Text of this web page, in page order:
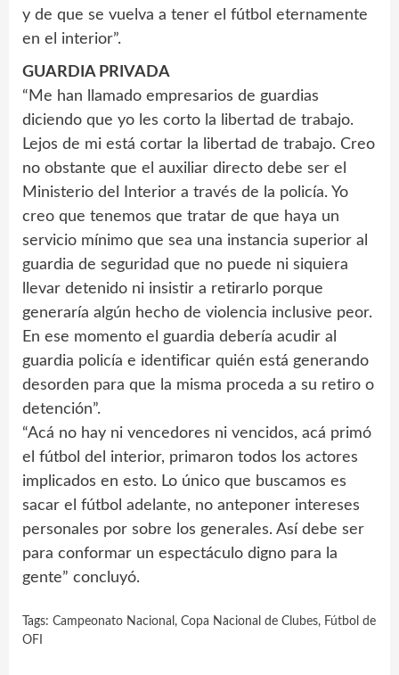
y de que se vuelva a tener el fútbol eternamente
en el interior”.
GUARDIA PRIVADA
“Me han llamado empresarios de guardias
diciendo que yo les corto la libertad de trabajo.
Lejos de mi está cortar la libertad de trabajo. Creo
no obstante que el auxiliar directo debe ser el
Ministerio del Interior a través de la policía. Yo
creo que tenemos que tratar de que haya un
servicio mínimo que sea una instancia superior al
guardia de seguridad que no puede ni siquiera
llevar detenido ni insistir a retirarlo porque
generaría algún hecho de violencia inclusive peor.
En ese momento el guardia debería acudir al
guardia policía e identificar quién está generando
desorden para que la misma proceda a su retiro o
detención”.
“Acá no hay ni vencedores ni vencidos, acá primó
el fútbol del interior, primaron todos los actores
implicados en esto. Lo único que buscamos es
sacar el fútbol adelante, no anteponer intereses
personales por sobre los generales. Así debe ser
para conformar un espectáculo digno para la
gente” concluyó.
Tags: Campeonato Nacional , Copa Nacional de Clubes, Fútbol de
OFI